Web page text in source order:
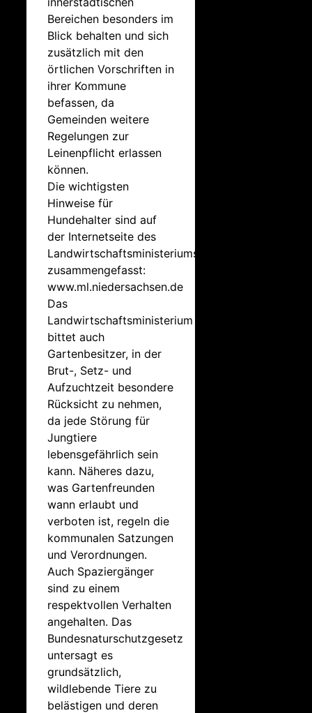
Bereichen besonders im
Blick behalten und sich
zusätzlich mit den
örtlichen Vorschriften in
ihrer Kommune
befassen, da
Gemeinden weitere
Regelungen zur
Leinenpflicht erlassen
können.
Die wichtigsten
Hinweise für
Hundehalter sind auf
der Internetseite des
Landwirtschaftsministeriums
zusammengefasst:
www.ml.niedersachsen.de
Das
Landwirtschaftsministerium
bittet auch
Gartenbesitzer, in der
Brut-, Setz- und
Aufzuchtzeit besondere
Rücksicht zu nehmen,
da jede Störung für
Jungtiere
lebensgefährlich sein
kann. Näheres dazu,
was Gartenfreunden
wann erlaubt und
verboten ist, regeln die
kommunalen Satzungen
und Verordnungen.
Auch Spaziergänger
sind zu einem
respektvollen Verhalten
angehalten. Das
Bundesnaturschutzgesetz
untersagt es
grundsätzlich,
wildlebende Tiere zu
belästigen und deren